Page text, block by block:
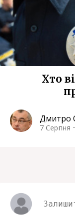
Хто
Дмитро
7 Серпня